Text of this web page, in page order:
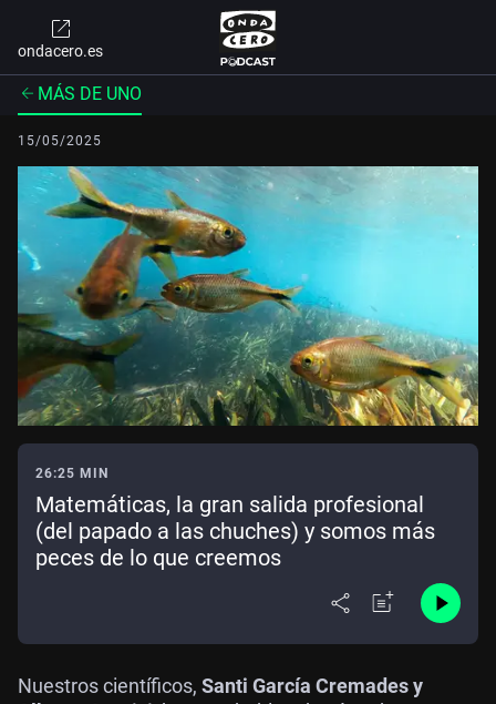
ondacero.es
MÁS DE UNO
15/05/2025
26:25 MIN
Matemáticas, la gran salida profesional
(del papado a las chuches) y somos más
peces de lo que creemos
Nuestros científicos, Santi García Cremades y